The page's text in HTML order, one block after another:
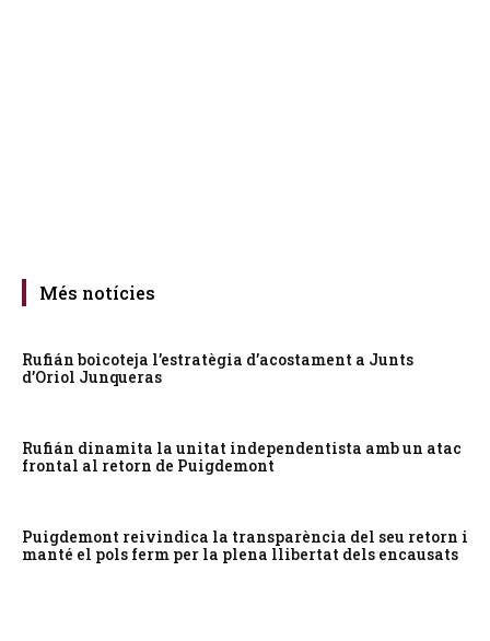
Més notícies
Rufián boicoteja l’estratègia d’acostament a Junts
d’Oriol Junqueras
Rufián dinamita la unitat independentista amb un atac
frontal al retorn de Puigdemont
Puigdemont reivindica la transparència del seu retorn i
manté el pols ferm per la plena llibertat dels encausats